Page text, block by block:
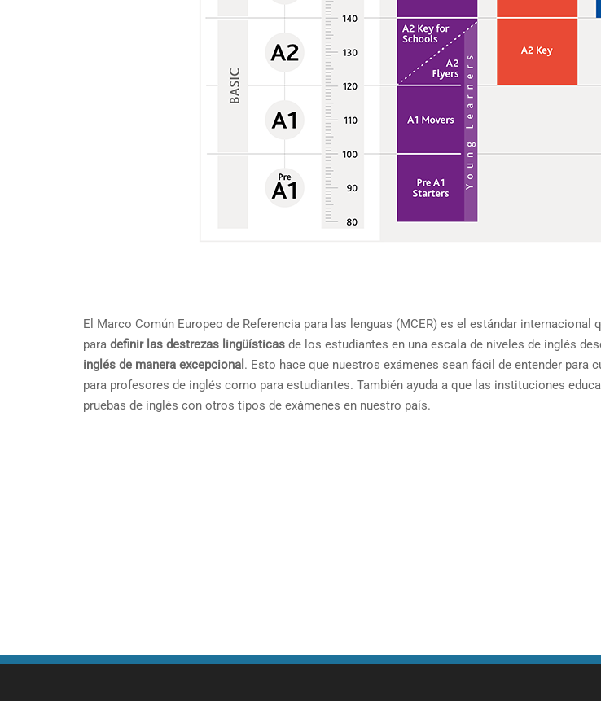
El Marco Común Europeo de Referencia para las lenguas (MCER) es el estándar
para definir las destrezas lingüísticas de los estudiantes en una escala de niveles de inglés
inglés de manera excepcional . Esto hace que nuestros exámenes sean fácil de entender para
para profesores de inglés como para estudiantes. También ayuda a que las instituciones
pruebas de inglés con otros tipos de exámenes en nuestro país.